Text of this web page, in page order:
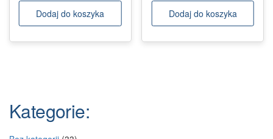
Dodaj do koszyka Dodaj do koszyka
Kategorie: